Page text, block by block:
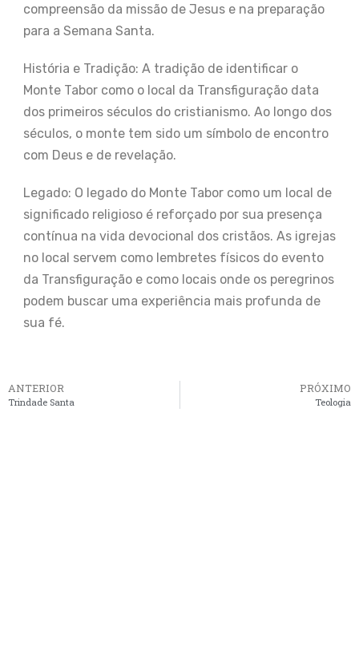
compreensão da missão de Jesus e na preparação
para a Semana Santa.
História e Tradição: A tradição de identificar o
Monte Tabor como o local da Transfiguração data
dos primeiros séculos do cristianismo. Ao longo dos
séculos, o monte tem sido um símbolo de encontro
com Deus e de revelação.
Legado: O legado do Monte Tabor como um local de
significado religioso é reforçado por sua presença
contínua na vida devocional dos cristãos. As igrejas
no local servem como lembretes físicos do evento
da Transfiguração e como locais onde os peregrinos
podem buscar uma experiência mais profunda de
sua fé.
ANTERIOR
Trindade Santa
PRÓXIMO
Teologia